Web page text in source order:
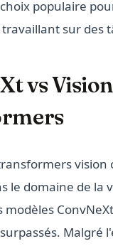
populaire
sur des
vs Vision
vision
le domaine de la
modèles
Malgré